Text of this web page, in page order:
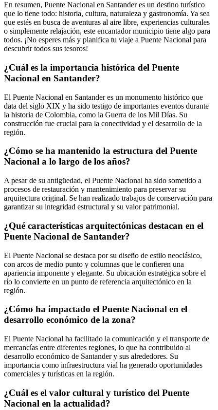
En resumen, Puente Nacional en Santander es un destino turístico
que lo tiene todo: historia, cultura, naturaleza y gastronomía. Ya sea
que estés en busca de aventuras al aire libre, experiencias culturales
o simplemente relajación, este encantador municipio tiene algo para
todos. ¡No esperes más y planifica tu viaje a Puente Nacional para
descubrir todos sus tesoros!
¿Cuál es la importancia histórica del Puente
Nacional en Santander?
El Puente Nacional en Santander es un monumento histórico que
data del siglo XIX y ha sido testigo de importantes eventos durante
la historia de Colombia, como la Guerra de los Mil Días. Su
construcción fue crucial para la conectividad y el desarrollo de la
región.
¿Cómo se ha mantenido la estructura del Puente
Nacional a lo largo de los años?
A pesar de su antigüedad, el Puente Nacional ha sido sometido a
procesos de restauración y mantenimiento para preservar su
arquitectura original. Se han realizado trabajos de conservación para
garantizar su integridad estructural y su valor patrimonial.
¿Qué características arquitectónicas destacan en el
Puente Nacional de Santander?
El Puente Nacional se destaca por su diseño de estilo neoclásico,
con arcos de medio punto y columnas que le confieren una
apariencia imponente y elegante. Su ubicación estratégica sobre el
río lo convierte en un punto de referencia arquitectónico en la
región.
¿Cómo ha impactado el Puente Nacional en el
desarrollo económico de la zona?
El Puente Nacional ha facilitado la comunicación y el transporte de
mercancías entre diferentes regiones, lo que ha contribuido al
desarrollo económico de Santander y sus alrededores. Su
importancia como infraestructura vial ha generado oportunidades
comerciales y turísticas en la región.
¿Cuál es el valor cultural y turístico del Puente
Nacional en la actualidad?